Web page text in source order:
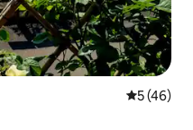
5 (46)